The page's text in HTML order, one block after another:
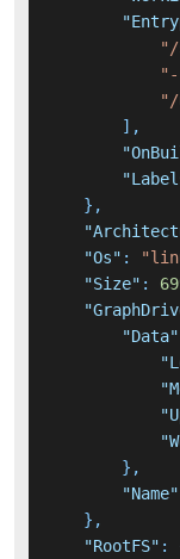
"/
] ,
} ,
"Os" :
"Size" :
"Data"
} ,
"Name"
} ,
"RootFS" :